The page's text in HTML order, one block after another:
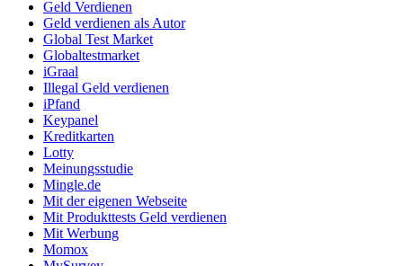
Geld Verdienen
Geld verdienen als Autor
Global Test Market
Globaltestmarket
iGraal
Illegal Geld verdienen
iPfand
Keypanel
Kreditkarten
Lotty
Meinungsstudie
Mingle.de
Mit der eigenen Webseite
Mit Produkttests Geld verdienen
Mit Werbung
Momox